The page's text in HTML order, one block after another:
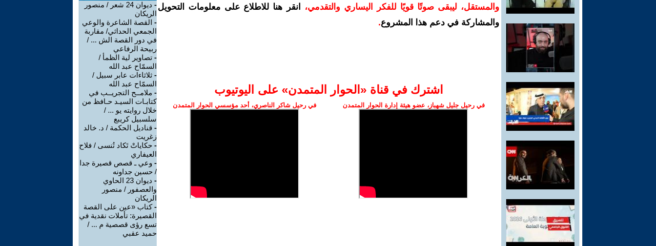
والمستقل، ليبقى صوتًا قويًا للفكر اليساري والتقدمي،
انقر هنا للاطلاع على معلومات التحويل
والمشاركة في دعم هذا المشروع.
اشترك في قناة ‫«الحوار المتمدن» على اليوتيوب
في رحيل جليل شهباز، عضو هيئة إدارة الحوار المتمدن في رحيل شاكر الناصري، أحد مؤسسي الحوار المتمدن
-
ديوان 24 شعر / منصور
الريكان
- القصة الشاعرة والوعي
الجمعي الحداثي/ مقاربة
في دور القصة الش ... /
ربيحة الرفاعي
- تصاوير لية الظمأ /
السمّاح عبد الله
- ثلاثاءات عابر سبيل /
السمّاح عبد الله
- ملامــح التجريــب في
كتابـات السيـد حـافظ من
خلال روايته يو ... /
سلسبيل كريبع
- قناديل الحكمة / د. خالد
زغريت
- حكاياتْ تَكاد تُنسى / فلاح
العيفاري
- وعي ـ قصص قصيرة جدا
/ حسين جداونه
-
ديوان 23 الحاوي
والعصفور / منصور
الريكان
-كتاب «عين على القصة
القصيرة: تأملات نقدية في
تسع رؤى قصصية م ... /
حميد عقبي